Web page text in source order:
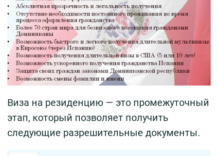
Виза на резиденцию — это промежуточный
этап, который позволяет получить
следующие разрешительные документы.